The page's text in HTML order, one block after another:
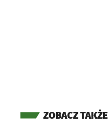
ZOBACZ TAKŻE